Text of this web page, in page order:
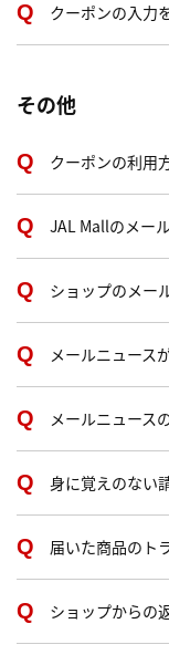
クーポンの入力
その他
クーポンの利用
JAL Mallのメー
ショップのメー
メールニュース
メールニュース
身に覚えのない
届いた商品のト
ショップからの